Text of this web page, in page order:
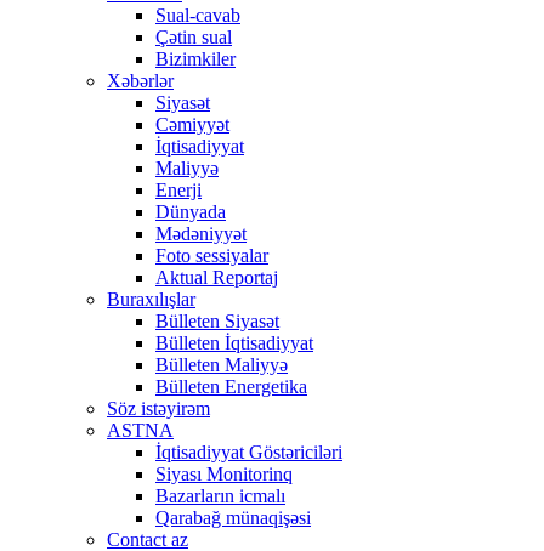
Sual-cavab
Çətin sual
Bizimkiler
Xəbərlər
Siyasət
Cəmiyyət
İqtisadiyyat
Maliyyə
Enerji
Dünyada
Mədəniyyət
Foto sessiyalar
Aktual Reportaj
Buraxılışlar
Bülleten Siyasət
Bülleten İqtisadiyyat
Bülleten Maliyyə
Bülleten Energetika
Söz istəyirəm
ASTNA
İqtisadiyyat Göstəriciləri
Siyası Monitorinq
Bazarların icmalı
Qarabağ münaqişəsi
Contact az